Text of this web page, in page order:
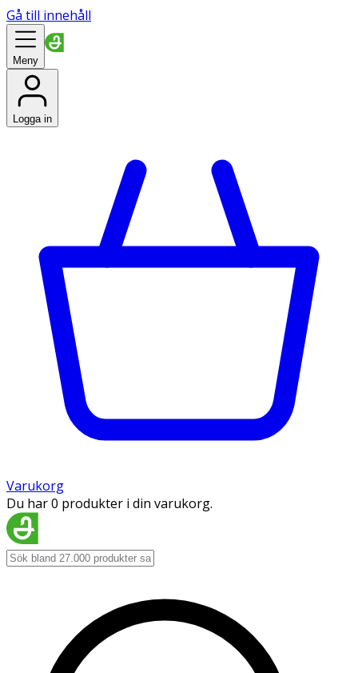
Gå till innehåll
Meny
Logga in
Varukorg
Du har 0 produkter i din varukorg.